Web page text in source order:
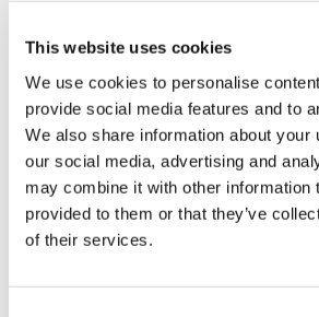
This website uses cookies
We use cookies to personalise
provide social media features and to
We also share information about your
our social media, advertising and
may combine it with other information
provided to them or that they’ve
of their services.
SA / PA / 道之驿
中国高速公路 上月PA（上行线）
关西 兵库